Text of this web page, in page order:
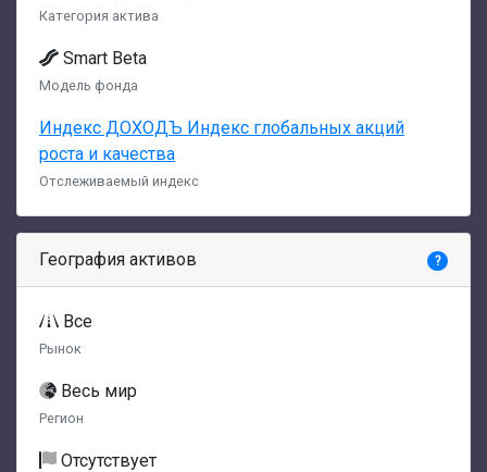
Категория актива
Smart Beta
Модель фонда
Индекс ДОХОДЪ Индекс глобальных акций
роста и качества
Отслеживаемый индекс
География активов ?
Все
Рынок
Весь мир
Регион
Отсутствует